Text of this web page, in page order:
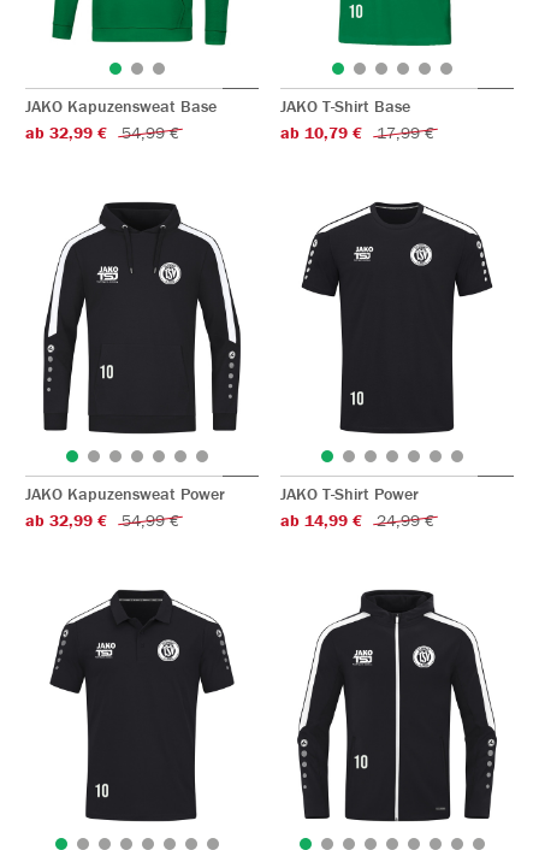
JAKO Kapuzensweat Base
ab 32,99 €
54,99 €
JAKO T-Shirt Base
ab 10,79 €
17,99 €
JAKO Kapuzensweat Power
ab 32,99 €
54,99 €
JAKO T-Shirt Power
ab 14,99 €
24,99 €